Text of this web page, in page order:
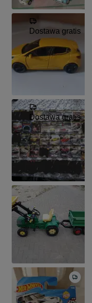
Dostawa gratis
Dostawa gratis